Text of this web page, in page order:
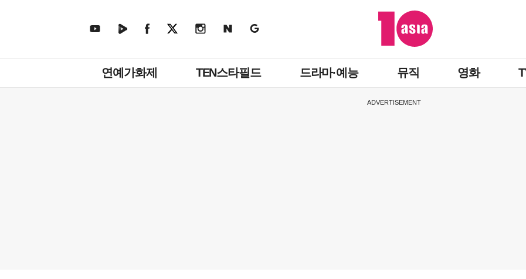
뉴
연예가화제 TEN스타필드 드라마·예능 뮤직 영화
ADVERTISEMENT